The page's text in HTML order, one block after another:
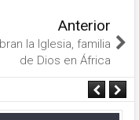
Anterior
la Iglesia, familia
de Dios en África